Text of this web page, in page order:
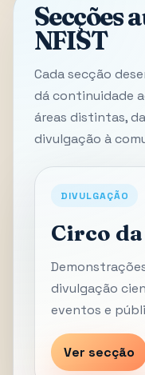
Secções
NFIST
Cada secção
dá continuidade
áreas distintas,
divulgação à
DIVULGAÇÃO
Circo
divulgação
eventos e
Ver secção